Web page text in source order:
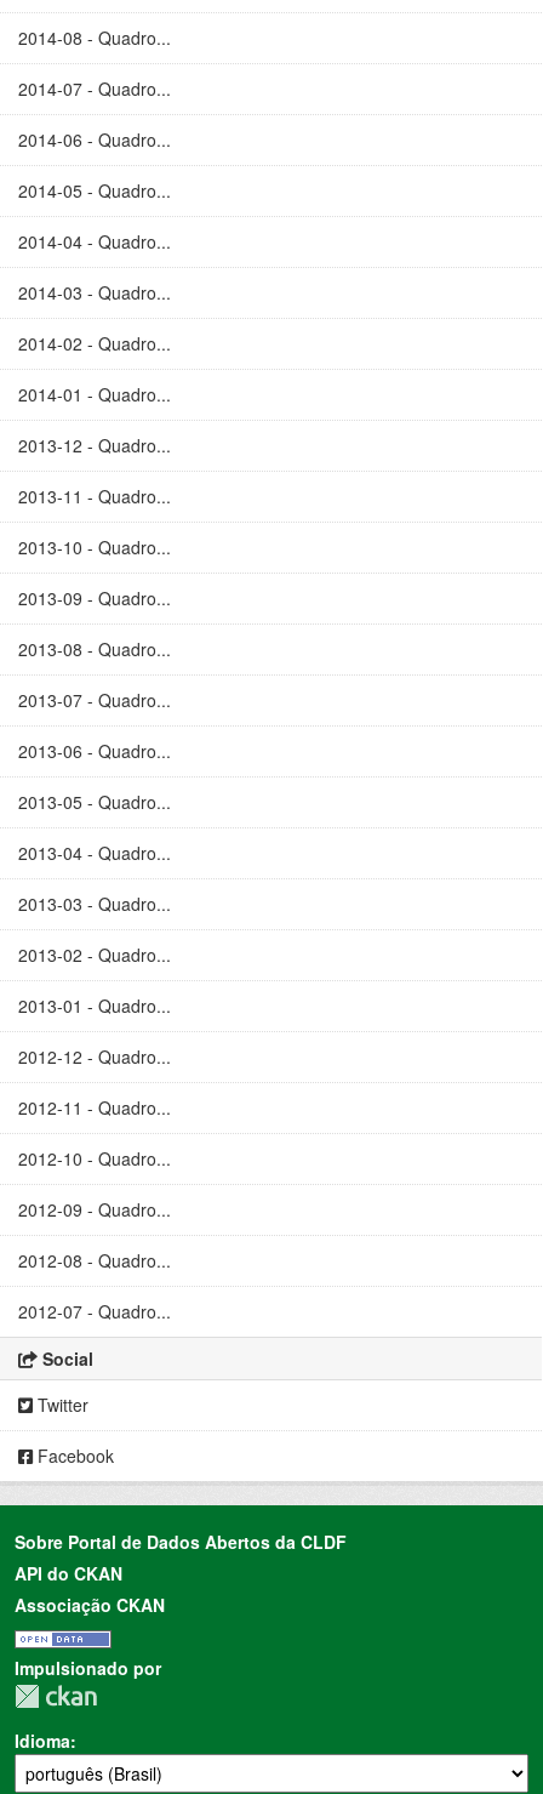
2014-08 - Quadro...
2014-07 - Quadro...
2014-06 - Quadro...
2014-05 - Quadro...
2014-04 - Quadro...
2014-03 - Quadro...
2014-02 - Quadro...
2014-01 - Quadro...
2013-12 - Quadro...
2013-11 - Quadro...
2013-10 - Quadro...
2013-09 - Quadro...
2013-08 - Quadro...
2013-07 - Quadro...
2013-06 - Quadro...
2013-05 - Quadro...
2013-04 - Quadro...
2013-03 - Quadro...
2013-02 - Quadro...
2013-01 - Quadro...
2012-12 - Quadro...
2012-11 - Quadro...
2012-10 - Quadro...
2012-09 - Quadro...
2012-08 - Quadro...
2012-07 - Quadro...
Social
Twitter
Facebook
Sobre Portal de Dados Abertos da CLDF
API do CKAN
Associação CKAN
Impulsionado por
Idioma